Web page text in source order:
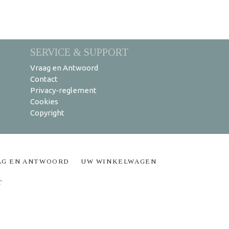
SERVICE & SUPPORT
Vraag en Antwoord
Contact
Privacy-reglement
Cookies
Copyright
EN ANTWOORD UW WINKELWAGEN